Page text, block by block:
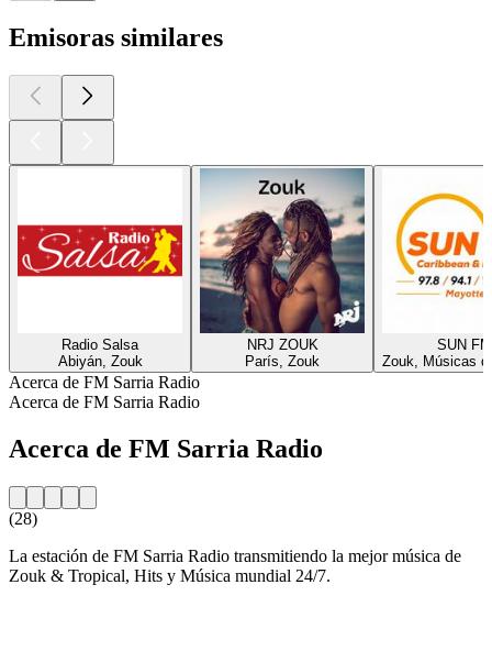
Emisoras similares
Radio Salsa
Abiyán, Zouk
NRJ ZOUK
París, Zouk
SUN FM
Zouk, Músicas
Acerca de FM Sarria Radio
Acerca de FM Sarria Radio
Acerca de FM Sarria Radio
(28)
La estación de FM Sarria Radio transmitiendo la mejor música de
Zouk & Tropical, Hits y Música mundial 24/7.